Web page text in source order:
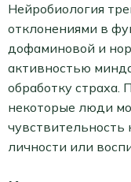
Нейробиология
отклонениями в
дофаминовой и
активностью
обработку страха.
некоторые люди
чувствительность
личности или